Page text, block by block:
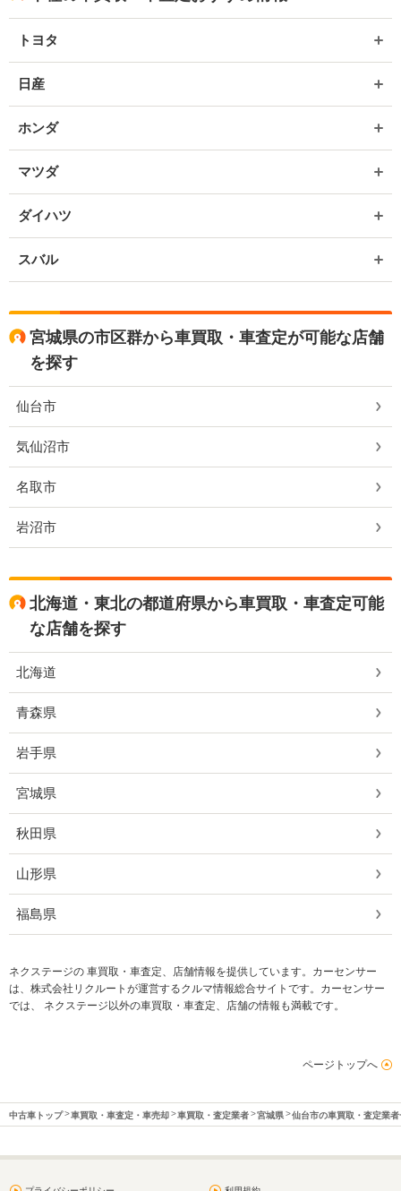
トヨタ
日産
ホンダ
マツダ
ダイハツ
スバル
宮城県の市区群から車買取・車査定が可能な店舗
を探す
仙台市
気仙沼市
名取市
岩沼市
北海道・東北の都道府県から車買取・車査定可能
な店舗を探す
北海道
青森県
岩手県
宮城県
秋田県
山形県
福島県
ネクステージの 車買取・車査定、店舗情報を提供しています。カーセンサー
は、株式会社リクルートが運営するクルマ情報総合サイトです。カーセンサー
では、 ネクステージ以外の車買取・車査定、店舗の情報も満載です。
ページトップへ
中古車トップ 車買取・車査定・車売却 車買取・査定業者 宮城県 仙台市の車買取・査定業者